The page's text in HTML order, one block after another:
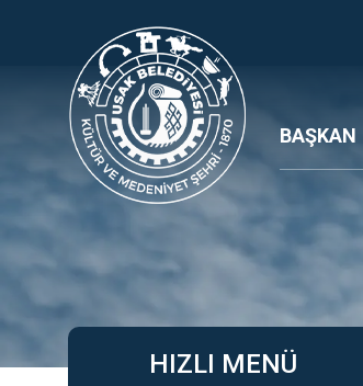
BAŞKAN
HIZLI MENÜ